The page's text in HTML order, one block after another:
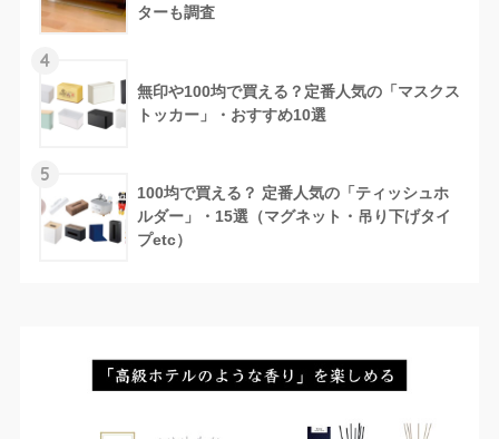
ターも調査
4
無印や100均で買える？定番人気の「マスクス
トッカー」・おすすめ10選
5
100均で買える？ 定番人気の「ティッシュホ
ルダー」・15選（マグネット・吊り下げタイ
プetc）